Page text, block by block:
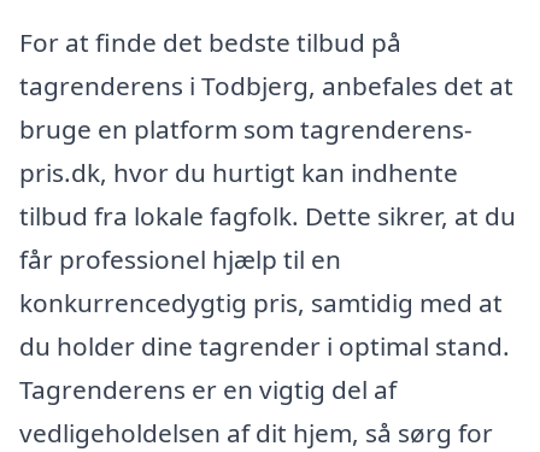
For at finde det bedste tilbud på
tagrenderens i Todbjerg, anbefales det at
bruge en platform som tagrenderens-
pris.dk, hvor du hurtigt kan indhente
tilbud fra lokale fagfolk. Dette sikrer, at du
får professionel hjælp til en
konkurrencedygtig pris, samtidig med at
du holder dine tagrender i optimal stand.
Tagrenderens er en vigtig del af
vedligeholdelsen af dit hjem, så sørg for